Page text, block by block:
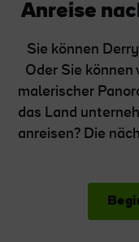
Anreise
Sie können
Oder Sie
malerischer
das Land
anreisen? Die